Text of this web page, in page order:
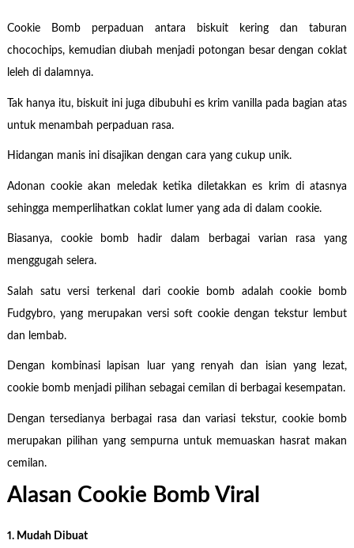
Cookie Bomb perpaduan antara biskuit kering dan taburan
chocochips, kemudian diubah menjadi potongan besar dengan coklat
leleh di dalamnya.
Tak hanya itu, biskuit ini juga dibubuhi es krim vanilla pada bagian atas
untuk menambah perpaduan rasa.
Hidangan manis ini disajikan dengan cara yang cukup unik.
Adonan cookie akan meledak ketika diletakkan es krim di atasnya
sehingga memperlihatkan coklat lumer yang ada di dalam cookie.
Biasanya, cookie bomb hadir dalam berbagai varian rasa yang
menggugah selera.
Salah satu versi terkenal dari cookie bomb adalah cookie bomb
Fudgybro, yang merupakan versi soft cookie dengan tekstur lembut
dan lembab.
Dengan kombinasi lapisan luar yang renyah dan isian yang lezat,
cookie bomb menjadi pilihan sebagai cemilan di berbagai kesempatan.
Dengan tersedianya berbagai rasa dan variasi tekstur, cookie bomb
merupakan pilihan yang sempurna untuk memuaskan hasrat makan
cemilan.
Alasan Cookie Bomb Viral
1. Mudah Dibuat